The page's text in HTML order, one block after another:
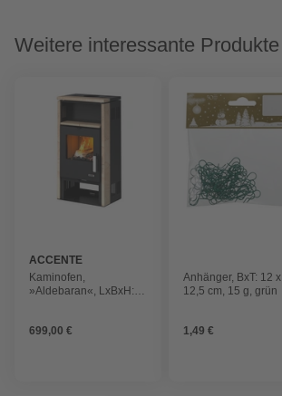
Weitere interessante Produkte
ACCENTE
Kaminofen,
»Aldebaran«, LxBxH:
699,00 €
Anhänger, BxT: 12 x
12,5 cm, 15 g, grün
1,49 €